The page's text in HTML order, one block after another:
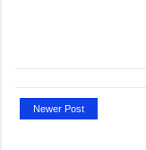
Newer Post